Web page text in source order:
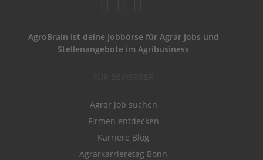
AgroBrain ist deine Jobbörse für Agrar Jobs und
Stellenangebote im Agribusiness
Agrar Job suchen
Firmen entdecken
Karriere Blog
Agrarkarrieretag Bonn